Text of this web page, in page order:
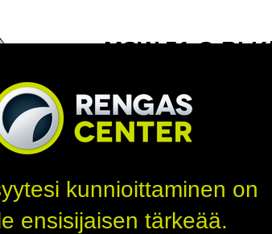
MSW 51
EAN:8027529213867
Tällä tuotteella ei ole
Jaa
Toimitusehdot
kunnioittaminen on
ensisijaisen tärkeää.